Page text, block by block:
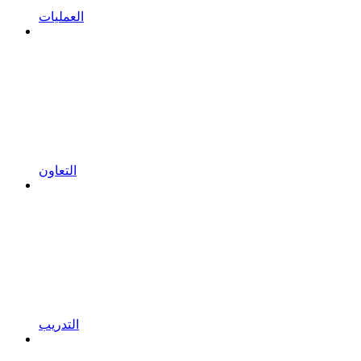
العمليات
التعاون
التدريب